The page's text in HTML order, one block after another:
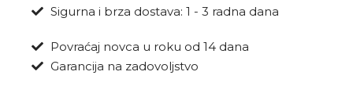
Sigurna i brza dostava: 1 - 3 radna dana
Povraćaj novca u roku od 14 dana
Garancija na zadovoljstvo